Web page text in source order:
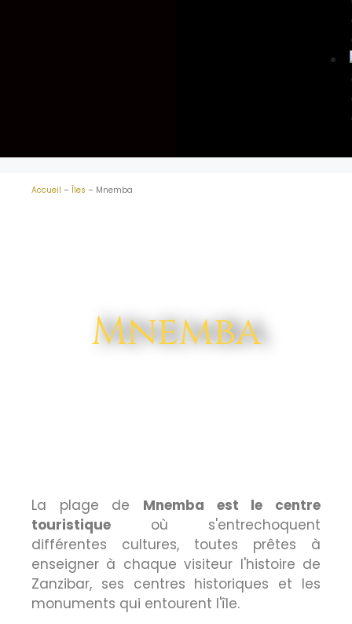
Accueil – Îles – Mnemba
Mnemba
La plage de Mnemba est le centre
touristique où s'entrechoquent
différentes cultures, toutes prêtes à
enseigner à chaque visiteur l'histoire de
Zanzibar, ses centres historiques et les
monuments qui entourent l'île.